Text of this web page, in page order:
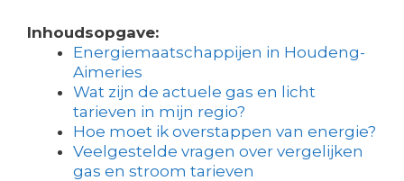
Inhoudsopgave:
Energiemaatschappijen in Houdeng-
Aimeries
Wat zijn de actuele gas en licht
tarieven in mijn regio?
Hoe moet ik overstappen van energie?
Veelgestelde vragen over vergelijken
gas en stroom tarieven